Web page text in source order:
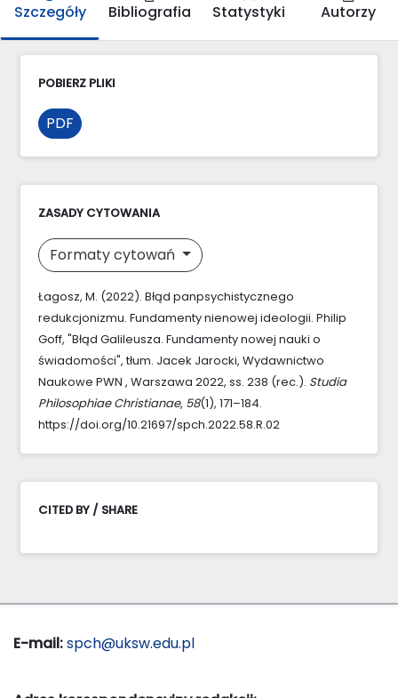
Szczegóły Bibliografia Statystyki Autorzy
POBIERZ PLIKI
PDF
ZASADY CYTOWANIA
Formaty cytowań
Łagosz, M. (2022). Błąd panpsychistycznego
redukcjonizmu. Fundamenty nienowej ideologii. Philip
Goff, "Błąd Galileusza. Fundamenty nowej nauki o
świadomości", tłum. Jacek Jarocki, Wydawnictwo
Naukowe PWN , Warszawa 2022, ss. 238 (rec.). Studia
Philosophiae Christianae, 58(1), 171–184.
https://doi.org/10.21697/spch.2022.58.R.02
CITED BY / SHARE
E-mail:spch@uksw.edu.pl